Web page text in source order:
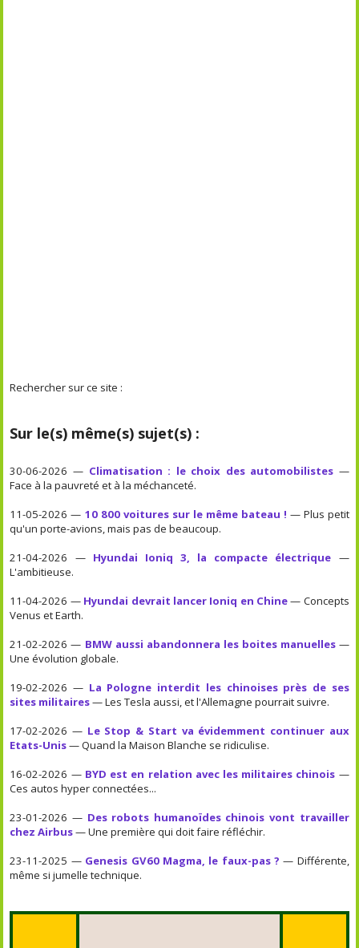
Rechercher sur ce site :
Sur le(s) même(s) sujet(s) :
30-06-2026 — Climatisation : le choix des automobilistes —
Face à la pauvreté et à la méchanceté.
11-05-2026 — 10 800 voitures sur le même bateau ! — Plus petit
qu'un porte-avions, mais pas de beaucoup.
21-04-2026 — Hyundai Ioniq 3, la compacte électrique —
L'ambitieuse.
11-04-2026 — Hyundai devrait lancer Ioniq en Chine— Concepts
Venus et Earth.
21-02-2026 — BMW aussi abandonnera les boites manuelles—
Une évolution globale.
19-02-2026 — La Pologne interdit les chinoises près de ses
sites militaires— Les Tesla aussi, et l'Allemagne pourrait suivre.
17-02-2026 — Le Stop & Start va évidemment continuer aux
Etats-Unis— Quand la Maison Blanche se ridiculise.
16-02-2026 — BYD est en relation avec les militaires chinois —
Ces autos hyper connectées...
23-01-2026 — Des robots humanoïdes chinois vont travailler
chez Airbus— Une première qui doit faire réfléchir.
23-11-2025 — Genesis GV60 Magma, le faux-pas ? — Différente,
même si jumelle technique.